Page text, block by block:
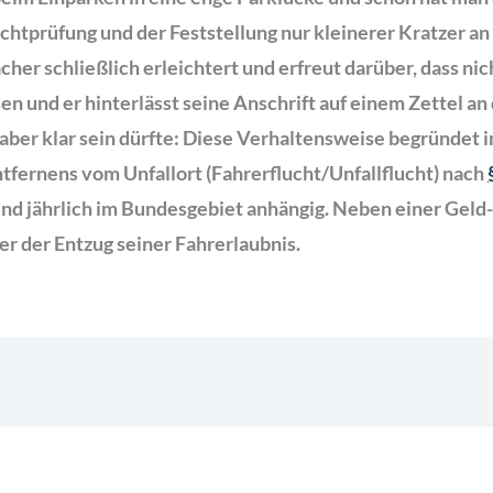
und der Feststellung nur kleinerer Kratzer an
schließlich erleichtert und erfreut darüber, dass
und er hinterlässt seine Anschrift auf einem Zettel
klar sein dürfte: Diese Verhaltensweise begründet
vom Unfallort (Fahrerflucht/Unfallflucht) nach
jährlich im Bundesgebiet anhängig. Neben einer
der Entzug seiner Fahrerlaubnis.